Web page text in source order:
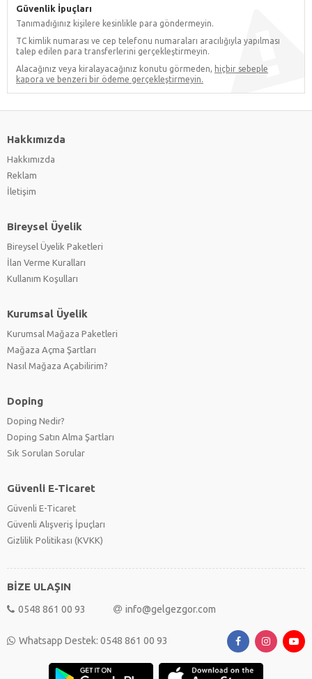
Güvenlik İpuçları
Tanımadığınız kişilere kesinlikle para göndermeyin.
TC kimlik numarası ve cep telefonu numaraları aracılığıyla yapılması
talep edilen para transferlerini gerçekleştirmeyin.
Alacağınız veya kiralayacağınız konutu görmeden, hiçbir sebeple
kapora ve benzeri bir ödeme gerçekleştirmeyin.
Hakkımızda
Hakkımızda
Reklam
İletişim
Bireysel Üyelik
Bireysel Üyelik Paketleri
İlan Verme Kuralları
Kullanım Koşulları
Kurumsal Üyelik
Kurumsal Mağaza Paketleri
Mağaza Açma Şartları
Nasıl Mağaza Açabilirim?
Doping
Doping Nedir?
Doping Satın Alma Şartları
Sık Sorulan Sorular
Güvenli E-Ticaret
Güvenli E-Ticaret
Güvenli Alışveriş İpuçları
Gizlilik Politikası (KVKK)
BİZE ULAŞIN
0548 861 00 93 info@gelgezgor.com
Whatsapp Destek: 0548 861 00 93